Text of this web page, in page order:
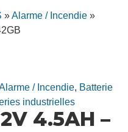
»Alarme / Incendie »
/ Incendie, Batterie
industrielles
4.5AH –